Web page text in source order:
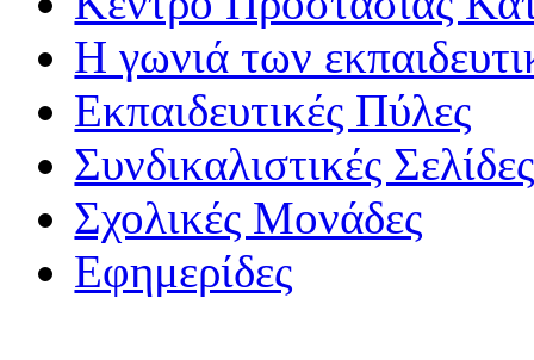
Η γωνιά των
Εκπαιδευτικές Πύλες
Συνδικαλιστικές Σελίδες
Σχολικές Μονάδες
Εφημερίδες